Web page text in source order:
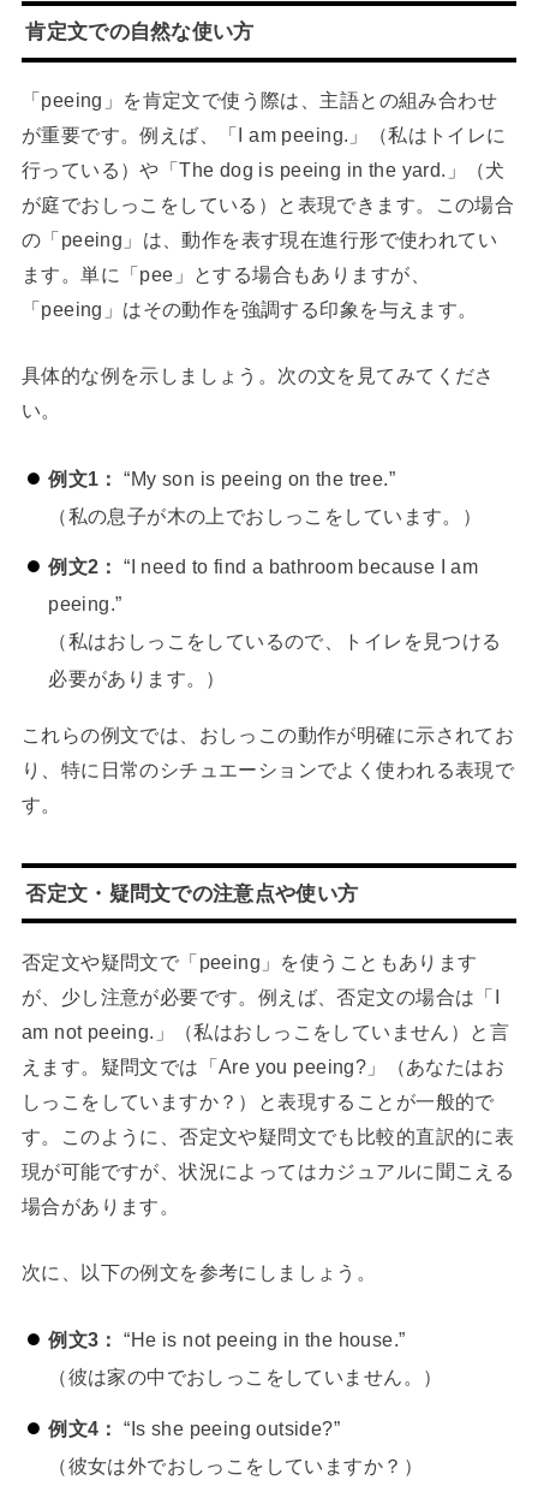
肯定文での自然な使い方
「peeing」を肯定文で使う際は、主語との組み合わせ
が重要です。例えば、「I am peeing.」（私はトイレに
行っている）や「The dog is peeing in the yard.」（犬
が庭でおしっこをしている）と表現できます。この場合
の「peeing」は、動作を表す現在進行形で使われてい
ます。単に「pee」とする場合もありますが、
「peeing」はその動作を強調する印象を与えます。
具体的な例を示しましょう。次の文を見てみてくださ
い。
例文1：
“My son is peeing on the tree.”
（私の息子が木の上でおしっこをしています。）
例文2：
“I need to find a bathroom because I am
peeing.”
（私はおしっこをしているので、トイレを見つける
必要があります。）
これらの例文では、おしっこの動作が明確に示されてお
り、特に日常のシチュエーションでよく使われる表現で
す。
否定文・疑問文での注意点や使い方
否定文や疑問文で「peeing」を使うこともあります
が、少し注意が必要です。例えば、否定文の場合は「I
am not peeing.」（私はおしっこをしていません）と言
えます。疑問文では「Are you peeing?」（あなたはお
しっこをしていますか？）と表現することが一般的で
す。このように、否定文や疑問文でも比較的直訳的に表
現が可能ですが、状況によってはカジュアルに聞こえる
場合があります。
次に、以下の例文を参考にしましょう。
例文3：
“He is not peeing in the house.”
（彼は家の中でおしっこをしていません。）
例文4：
“Is she peeing outside?”
（彼女は外でおしっこをしていますか？）